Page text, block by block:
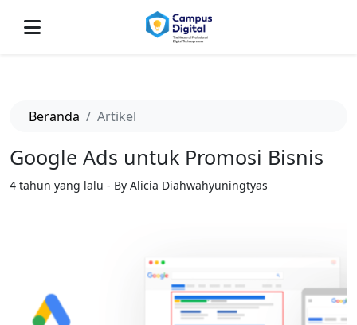
Beranda Artikel
Google Ads untuk Promosi Bisnis
4 tahun yang lalu - By Alicia Diahwahyuningtyas